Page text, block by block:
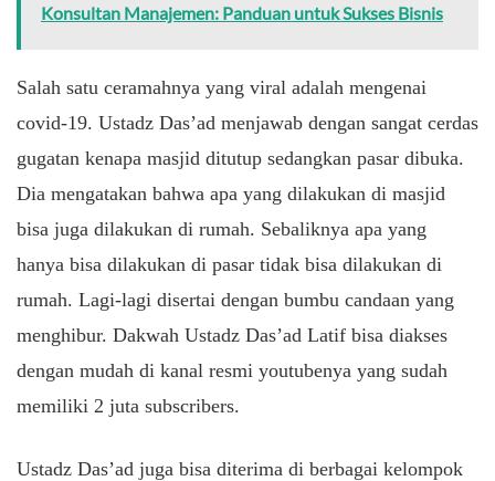
Konsultan Manajemen: Panduan untuk Sukses Bisnis
Salah satu ceramahnya yang viral adalah mengenai
covid-19. Ustadz Das’ad menjawab dengan sangat cerdas
gugatan kenapa masjid ditutup sedangkan pasar dibuka.
Dia mengatakan bahwa apa yang dilakukan di masjid
bisa juga dilakukan di rumah. Sebaliknya apa yang
hanya bisa dilakukan di pasar tidak bisa dilakukan di
rumah. Lagi-lagi disertai dengan bumbu candaan yang
menghibur. Dakwah Ustadz Das’ad Latif bisa diakses
dengan mudah di kanal resmi youtubenya yang sudah
memiliki 2 juta subscribers.
Ustadz Das’ad juga bisa diterima di berbagai kelompok